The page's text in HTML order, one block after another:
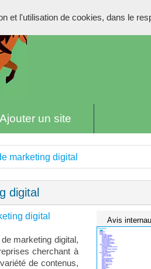
Ajouter un site
marketing digital
digital
digital
marketing digital,
cherchant à
de contenus,
Avis
et l'utilisation de cookies, dans le